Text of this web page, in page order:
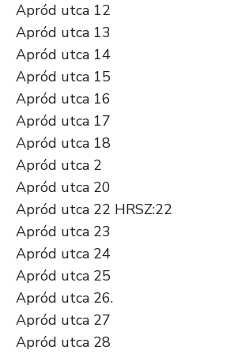
Apród utca 12
Apród utca 13
Apród utca 14
Apród utca 15
Apród utca 16
Apród utca 17
Apród utca 18
Apród utca 2
Apród utca 20
Apród utca 22 HRSZ:22
Apród utca 23
Apród utca 24
Apród utca 25
Apród utca 26.
Apród utca 27
Apród utca 28